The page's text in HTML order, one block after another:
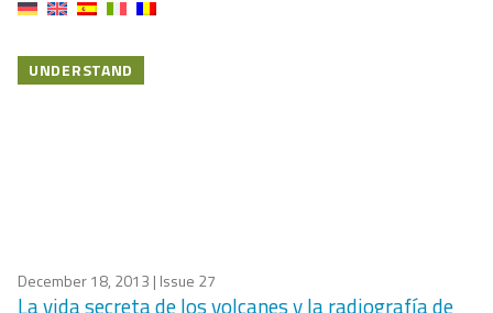
UNDERSTAND
December 18, 2013 | Issue 27
La vida secreta de los volcanes y la radiografía de